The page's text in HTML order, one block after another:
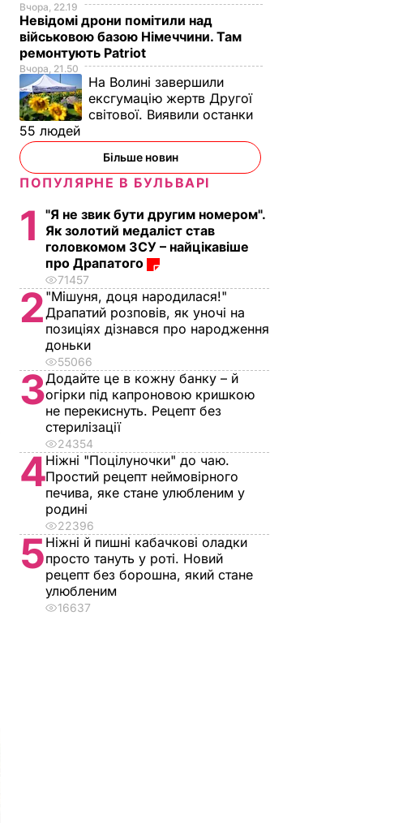
Вчора, 22.19
Невідомі дрони помітили над
військовою базою Німеччини. Там
ремонтують Patriot
Вчора, 21.50
На Волині завершили
ексгумацію жертв Другої
світової. Виявили останки
55 людей
Більше новин
ПОПУЛЯРНЕ В БУЛЬВАРІ
1
"Я не звик бути другим номером".
Як золотий медаліст став
головкомом ЗСУ – найцікавіше
про Драпатого
71457
2 "Мішуня, доця народилася!"
Драпатий розповів, як уночі на
позиціях дізнався про народження
доньки
55066
3Додайте це в кожну банку – й
огірки під капроновою кришкою
не перекиснуть. Рецепт без
стерилізації
24354
4Ніжні "Поцілуночки" до чаю.
Простий рецепт неймовірного
печива, яке стане улюбленим у
родині
22396
5Ніжні й пишні кабачкові оладки
просто тануть у роті. Новий
рецепт без борошна, який стане
улюбленим
16637